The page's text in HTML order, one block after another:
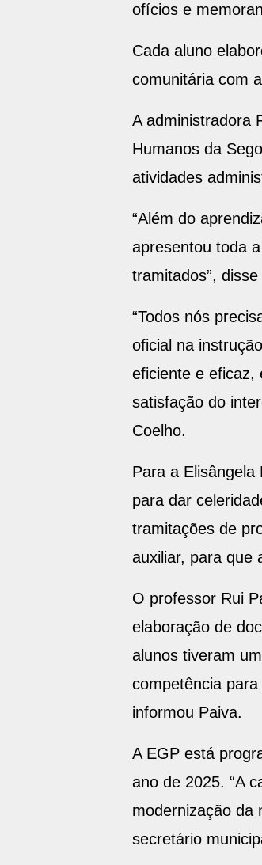
ofícios e
Cada aluno
comunitária com
A administradora
Humanos da
atividades
“Além do
apresentou toda
tramitados”,
“Todos nós
oficial na
eficiente e eficaz,
satisfação do
Coelho.
Para a
para dar
tramitações de
auxiliar, para que
O professor Rui
elaboração de
alunos tiveram
competência
informou Paiva.
A EGP está
ano de 2025. “A
modernização da
secretário